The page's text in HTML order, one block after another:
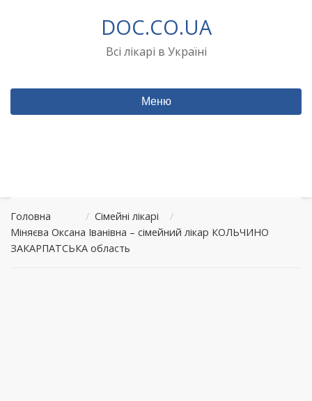
DOC.CO.UA
Всі лікарі в Україні
Меню
Головна / Сімейні лікарі
/
Міняєва Оксана Іванівна – сімейний лікар КОЛЬЧИНО
ЗАКАРПАТСЬКА область